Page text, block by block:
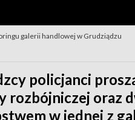
galerii handlowej w Grudziądzu
policjanci
rozbójniczej oraz
w jednej z